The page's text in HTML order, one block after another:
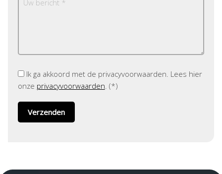
Ik ga akkoord met de privacyvoorwaarden. Lees hier
onze privacyvoorwaarden . (*)